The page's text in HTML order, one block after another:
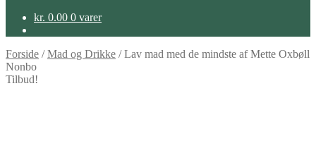
kr. 0.00 0 varer
Forside /Mad og Drikke /Lav mad med de mindste af Mette Oxbøll
Nonbo
Tilbud!